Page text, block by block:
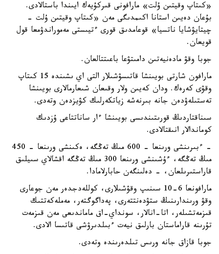
«كىتاپ وقيتىن ۇلت» مارافونى قىركۇيەك ايىندا باستالادى.
بۇعان دەيىن استانا اكىمدىگى مەن «كىتاپ وقيتىن ۇلت -
چيتايۋشايا ناتسيا» قوعامدىق قورى ءتيىستى مەموراندۋمعا قول
قويعان.
جوبا وقۋ مادەنيەتىن دامىتۋعا باعىتتالعان.
مارافون شارتى بويىنشا قاتىسۋشىلار التى اي ىشىندە 15 كىتاپ
وقۋى كەرەك. ودان كەيىن ولار وقىعان شىعارمالارى بويىنشا
تەستىلەۋدەن جانە بىرنەشە زياتكەرلىك كۋيزدەن وتەدى.
سىناقتاردىڭ قورىتىندىسى بويىنشا ءار ساناتتاعى ۇزدىك
كوماندالار انىقتالادى.
- ءبىرىنشى ورىنعا - 600 مىڭ تەڭگە، ەكىنشى ورىنعا - 450
مىڭ تەڭگە، ءۇشىنشى ورىنعا 300 مىڭ تەڭگە اقشالاي سىيلىق
قاراستىرىلعان، - دەلىنگەن حابارلامادا.
مارافونعا 6-10 سىنىپ وقۋشىلارى، كوللەدجدەر مەن جوعارى
وقۋ ورىندارىنىڭ ستۋدەنتتەرى، پەداگوگتەر، مەملەكەتتىك
قىزمەتشىلەر، اتا-انالار، سونداي-اق ماماندىعى مەن قىزمەت
تۇرىنە قاراماستان بارلىق نيەت ءبىلدىرۋشى قاتىسا الادى.
جوبا قازاق جانە ورىس تىلدەرىندە وتەدى.